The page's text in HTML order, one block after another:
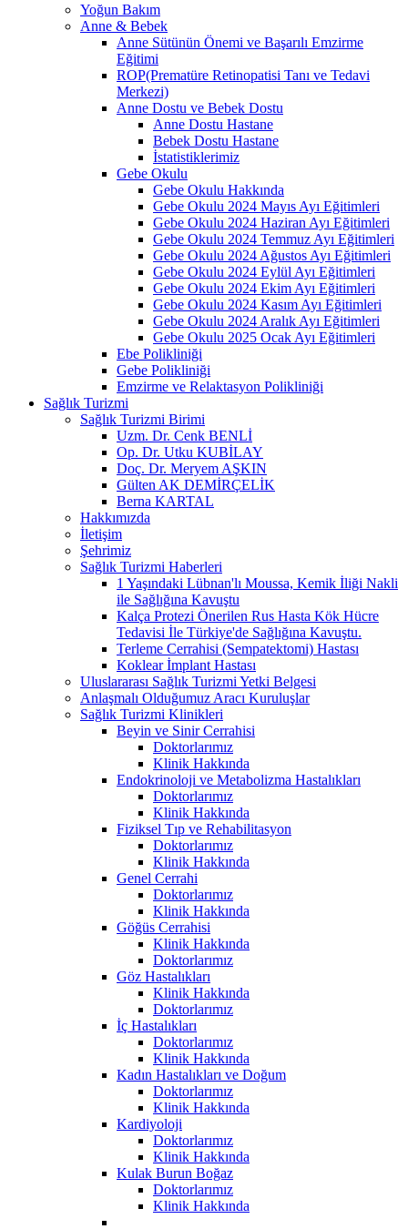
Yoğun Bakım
Anne & Bebek
Anne Sütünün Önemi ve Başarılı Emzirme
Eğitimi
ROP(Prematüre Retinopatisi Tanı ve Tedavi
Merkezi)
Anne Dostu ve Bebek Dostu
Anne Dostu Hastane
Bebek Dostu Hastane
İstatistiklerimiz
Gebe Okulu
Gebe Okulu Hakkında
Gebe Okulu 2024 Mayıs Ayı Eğitimleri
Gebe Okulu 2024 Haziran Ayı Eğitimleri
Gebe Okulu 2024 Temmuz Ayı Eğitimleri
Gebe Okulu 2024 Ağustos Ayı Eğitimleri
Gebe Okulu 2024 Eylül Ayı Eğitimleri
Gebe Okulu 2024 Ekim Ayı Eğitimleri
Gebe Okulu 2024 Kasım Ayı Eğitimleri
Gebe Okulu 2024 Aralık Ayı Eğitimleri
Gebe Okulu 2025 Ocak Ayı Eğitimleri
Ebe Polikliniği
Gebe Polikliniği
Emzirme ve Relaktasyon Polikliniği
Sağlık Turizmi
Sağlık Turizmi Birimi
Uzm. Dr. Cenk BENLİ
Op. Dr. Utku KUBİLAY
Doç. Dr. Meryem AŞKIN
Gülten AK DEMİRÇELİK
Berna KARTAL
Hakkımızda
İletişim
Şehrimiz
Sağlık Turizmi Haberleri
1 Yaşındaki Lübnan'lı Moussa, Kemik İliği Nakli
ile Sağlığına Kavuştu
Kalça Protezi Önerilen Rus Hasta Kök Hücre
Tedavisi İle Türkiye'de Sağlığına Kavuştu.
Terleme Cerrahisi (Sempatektomi) Hastası
Koklear İmplant Hastası
Uluslararası Sağlık Turizmi Yetki Belgesi
Anlaşmalı Olduğumuz Aracı Kuruluşlar
Sağlık Turizmi Klinikleri
Beyin ve Sinir Cerrahisi
Doktorlarımız
Klinik Hakkında
Endokrinoloji ve Metabolizma Hastalıkları
Doktorlarımız
Klinik Hakkında
Fiziksel Tıp ve Rehabilitasyon
Doktorlarımız
Klinik Hakkında
Genel Cerrahi
Doktorlarımız
Klinik Hakkında
Göğüs Cerrahisi
Klinik Hakkında
Doktorlarımız
Göz Hastalıkları
Klinik Hakkında
Doktorlarımız
İç Hastalıkları
Doktorlarımız
Klinik Hakkında
Kadın Hastalıkları ve Doğum
Doktorlarımız
Klinik Hakkında
Kardiyoloji
Doktorlarımız
Klinik Hakkında
Kulak Burun Boğaz
Doktorlarımız
Klinik Hakkında